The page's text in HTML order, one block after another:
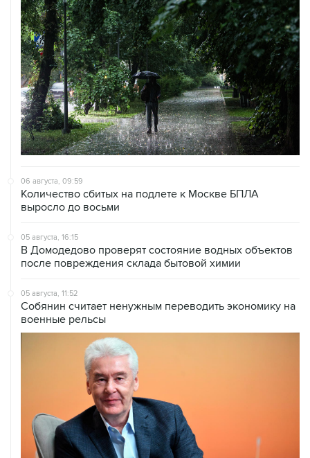
06 августа, 09:59
Количество сбитых на подлете к Москве БПЛА
выросло до восьми
05 августа, 16:15
В Домодедово проверят состояние водных объектов
после повреждения склада бытовой химии
05 августа, 11:52
Собянин считает ненужным переводить экономику на
военные рельсы